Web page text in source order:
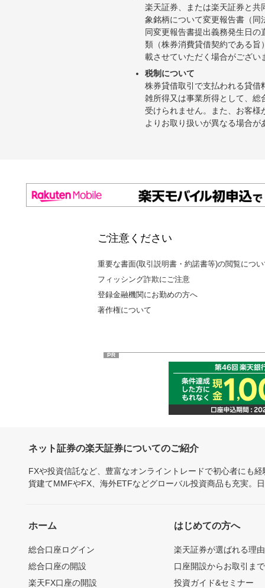
楽天証券、または楽天証券と
象銘柄について変更報告書（
同変更報告書提出義務発生日
類（株券消費貸借契約である
載させていただく場合がござ
税制について
株券貸借取引で支払われる貸
雑所得又は事業所得として、
受けられません。また、お客
よりお取り扱いが異なる場合
ご注意ください
重要な書面(取引説明書・約諾書等)の閲覧につ
フィッシング詐欺にご注意
登録金融機関にお勤めの方へ
著作権について
PR
ネット証券の楽天証券についてのご紹介
FXや投資信託など、豊富なオンライントレードで初心者にも
貨建てMMFやFX、海外ETFなどグローバル投資商品も充実。
ホーム
総合口座ログイン
総合口座の開設
楽天FX口座の開設
はじめての方へ
楽天証券が選ばれる理由
口座開設からお取引ま
投資ガイド&セミナー